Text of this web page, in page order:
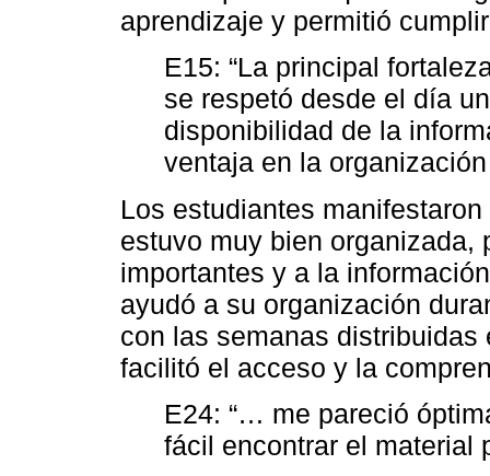
aprendizaje y permitió
E15: “La principal
se respetó desde el día
disponibilidad de la
ventaja en la
Los estudiantes
estuvo muy bien organizada,
importantes y a la
ayudó a su organización
con las semanas
facilitó el acceso y la
E24: “… me pareció
fácil encontrar el material